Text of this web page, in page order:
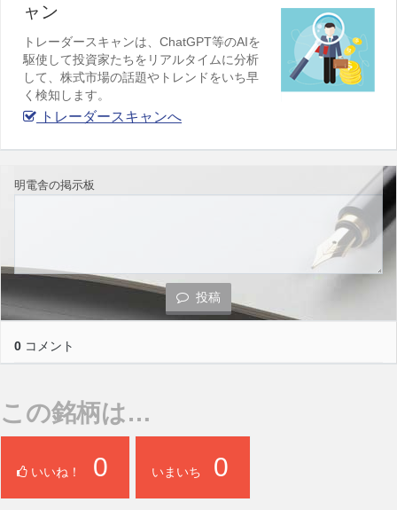
ャン
トレーダースキャンは、ChatGPT等のAIを
駆使して投資家たちをリアルタイムに分析
して、株式市場の話題やトレンドをいち早
く検知します。
トレーダースキャンへ
明電舎の掲示板
投稿
0 コメント
この銘柄は…
いいね！ 0 いまいち 0